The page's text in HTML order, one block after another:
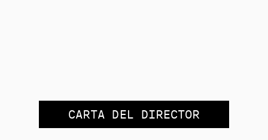
CARTA DEL DIRECTOR